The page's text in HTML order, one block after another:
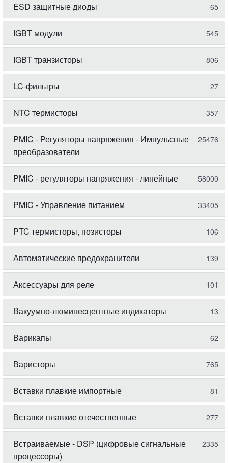
ESD защитные диоды 65
IGBT модули 545
IGBT транзисторы 806
LC-фильтры 27
NTC термисторы 357
PMIC - Регуляторы напряжения - Импульсные
преобразователи
25476
PMIC - регуляторы напряжения - линейные 58000
PMIC - Управление питанием 33405
PTC термисторы, позисторы 106
Автоматические предохранители 139
Аксессуары для реле 101
Вакуумно-люминесцентные индикаторы 13
Варикапы 62
Варисторы 765
Вставки плавкие импортные 81
Вставки плавкие отечественные 277
Встраиваемые - DSP (цифровые сигнальные
процессоры)
2335